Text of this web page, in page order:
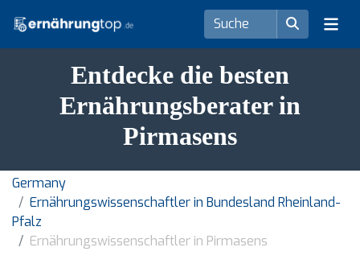
Entdecke die besten
Ernährungsberater in
Pirmasens
Germany
Ernährungswissenschaftler in Bundesland Rheinland-
Pfalz
Ernährungswissenschaftler in Pirmasens